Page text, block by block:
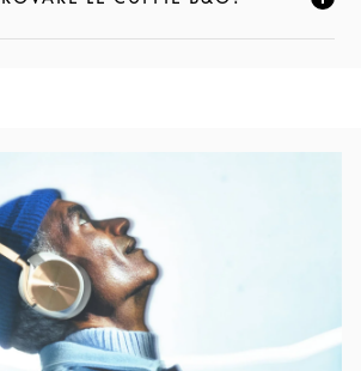
QUESTA DESCRIZIONE E